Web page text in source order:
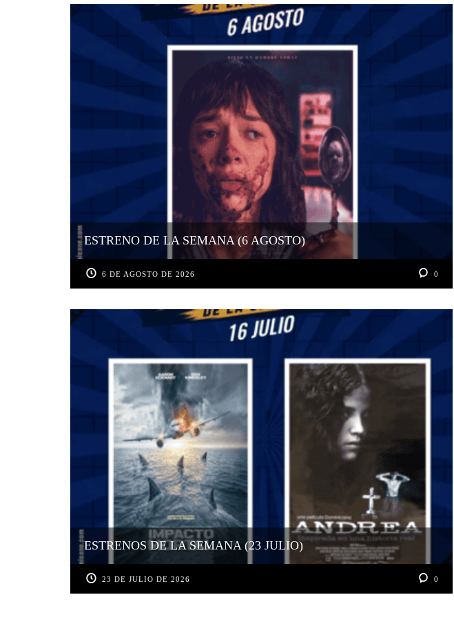
ESTRENO DE LA SEMANA (6 AGOSTO)
6 DE AGOSTO DE 2026 0
ESTRENOS DE LA SEMANA (23 JULIO)
23 DE JULIO DE 2026 0